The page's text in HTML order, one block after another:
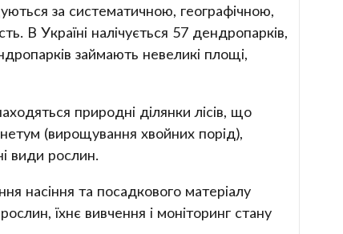
за систематичною, географічною,
В Україні налічується 57 дендропарків,
займають невеликі площі,
природні ділянки лісів, що
(вирощування хвойних порід),
види рослин.
насіння та посадкового матеріалу
їхнє вивчення і моніторинг стану